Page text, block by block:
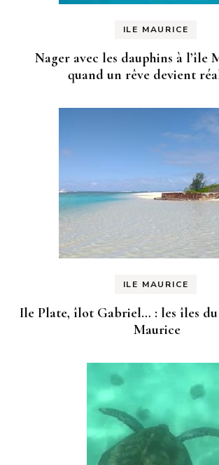
ILE MAURICE
Nager avec les dauphins à l’île
quand un rêve devient
ILE MAURICE
Ile Plate, îlot Gabriel… : les îles
Maurice